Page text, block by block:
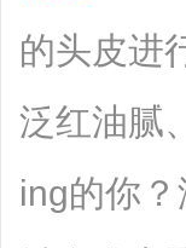
的头皮进
泛红油腻
ing的你